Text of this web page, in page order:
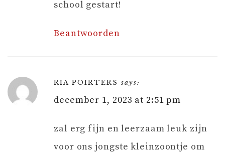
school gestart!
Beantwoorden
RIA POIRTERS says:
december 1, 2023 at 2:51 pm
zal erg fijn en leerzaam leuk zijn
voor ons jongste kleinzoontje om